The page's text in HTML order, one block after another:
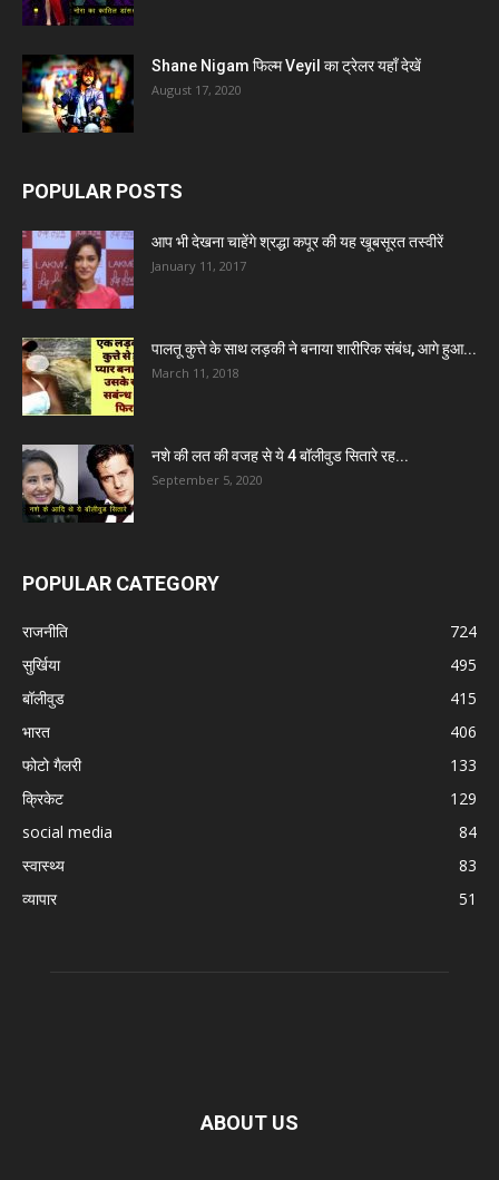
Shane Nigam फिल्म Veyil का ट्रेलर यहाँ देखें
August 17, 2020
POPULAR POSTS
आप भी देखना चाहेंगे श्रद्धा कपूर की यह खूबसूरत तस्वीरें
January 11, 2017
पालतू कुत्ते के साथ लड़की ने बनाया शारीरिक संबंध, आगे हुआ...
March 11, 2018
नशे की लत की वजह से ये 4 बॉलीवुड सितारे रह...
September 5, 2020
POPULAR CATEGORY
राजनीति
724
सुर्खिया
495
बॉलीवुड
415
भारत
406
फोटो गैलरी
133
क्रिकेट
129
social media
84
स्वास्थ्य
83
व्यापार
51
ABOUT US